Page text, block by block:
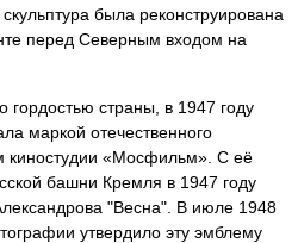
была реконструирована
перед Северным входом на
гордостью страны, в 1947 году
маркой отечественного
киностудии «Мосфильм». С её
башни Кремля в 1947 году
"Весна". В июле 1948
утвердило эту эмблему